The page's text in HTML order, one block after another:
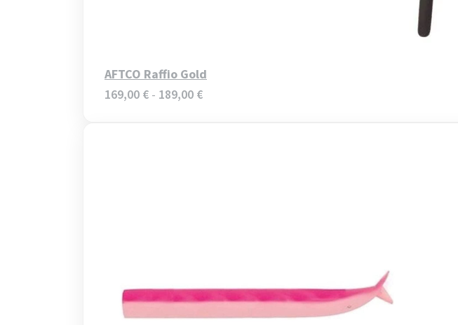
AFTCO Raffio Gold
169,00 € - 189,00 €Fascia